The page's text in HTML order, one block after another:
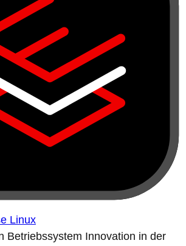
Linux
Betriebssystem Innovation in der